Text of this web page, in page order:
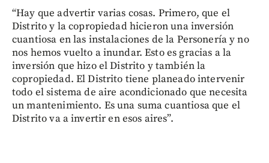
“Hay que advertir varias cosas. Primero, que el
Distrito y la copropiedad hicieron una inversión
cuantiosa en las instalaciones de la Personería y no
nos hemos vuelto a inundar. Esto es gracias a la
inversión que hizo el Distrito y también la
copropiedad. El Distrito tiene planeado intervenir
todo el sistema de aire acondicionado que necesita
un mantenimiento. Es una suma cuantiosa que el
Distrito va a invertir en esos aires”.